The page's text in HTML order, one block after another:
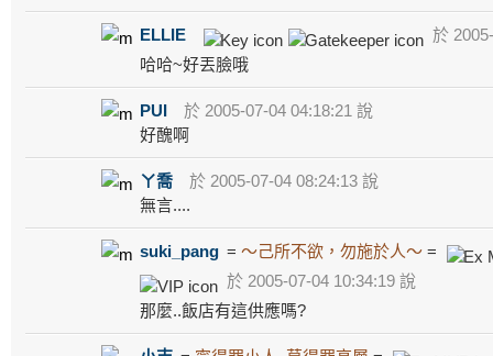
ELLIE
於
哈哈~好丟臉哦
PUI
於 2005-07-04 04:18:21 說
好醜啊
ㄚ喬
於 2005-07-04 08:24:13 說
無言....
suki_pang =～己所不欲，勿施於人～ =
於 2005-07-04 10:34:19 說
那麼..飯店有這供應嗎?